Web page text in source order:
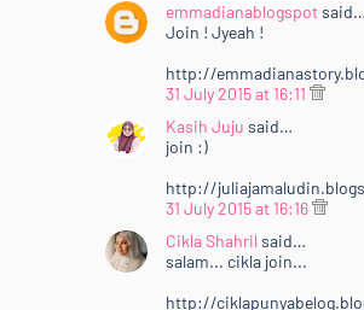
emmadianablogspotsaid…
Join ! Jyeah !
http://
31 July 2015 at 16:11
Kasih Juju said…
join :)
http://
31 July 2015 at 16:16
Cikla Shahril said…
salam... cikla join...
http://